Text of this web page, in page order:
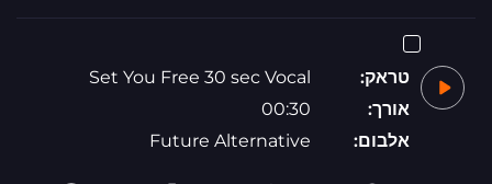
טראק:
Set You Free 30 sec Vocal
אורך:
00:30
אלבום:
Future Alternative